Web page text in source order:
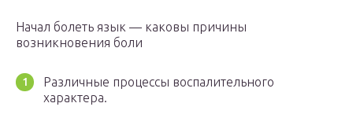
Начал болеть язык — каковы причины
возникновения боли
Различные процессы воспалительного
характера.